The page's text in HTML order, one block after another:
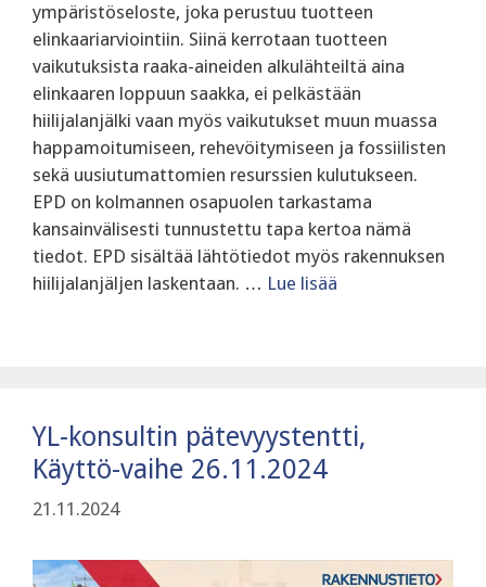
ympäristöseloste, joka perustuu tuotteen
elinkaariarviointiin. Siinä kerrotaan tuotteen
vaikutuksista raaka-aineiden alkulähteiltä aina
elinkaaren loppuun saakka, ei pelkästään
hiilijalanjälki vaan myös vaikutukset muun muassa
happamoitumiseen, rehevöitymiseen ja fossiilisten
sekä uusiutumattomien resurssien kulutukseen.
EPD on kolmannen osapuolen tarkastama
kansainvälisesti tunnustettu tapa kertoa nämä
tiedot. EPD sisältää lähtötiedot myös rakennuksen
hiilijalanjäljen laskentaan. … Lue lisää
YL-konsultin pätevyystentti,
Käyttö-vaihe 26.11.2024
21.11.2024